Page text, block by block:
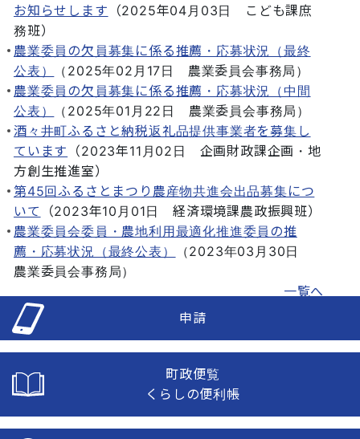
お知らせします （2025年04月03日
こども課庶
務班）
農業委員の欠員募集に係る推薦・応募状況（最終
公表）
（ 2025年02月17日 農業委員会事務局 ）
農業委員の欠員募集に係る推薦・応募状況（中間
公表）
（ 2025年01月22日 農業委員会事務局 ）
酒々井町ふるさと納税返礼品提供事業者を募集し
ています
（2023年11月02日
企画財政課企画・地
方創生推進室）
第45回ふるさとまつり農産物共進会出品募集につ
いて
（2023年10月01日 経済環境課農政振興班）
農業委員会委員・農地利用最適化推進委員の推
薦・応募状況（最終公表）
（2023年03月30日
農業委員会事務局）
一覧へ
申請
町政便覧
くらしの便利帳